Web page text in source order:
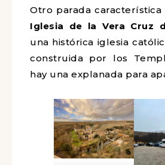
Otro parada
Iglesia de la Vera Cruz
una histórica iglesia
construida por los
hay una explanada para